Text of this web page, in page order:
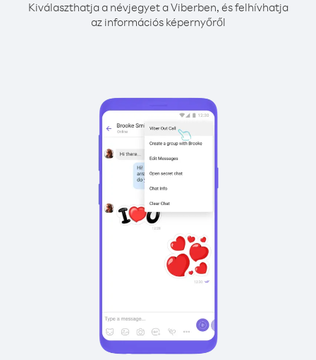
Kiválaszthatja a névjegyet a Viberben, és felhívhatja
az információs képernyőről